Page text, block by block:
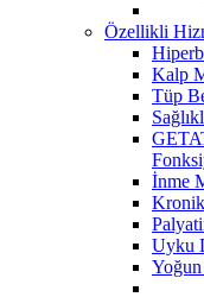
Özellikli
Kalp
Tüp
İnme
Kronik
Uyku